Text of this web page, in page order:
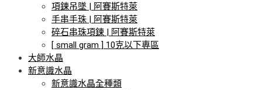
項鍊吊墜 | 阿賽斯特萊
手串手珠 | 阿賽斯特萊
碎石串珠項鍊 | 阿賽斯特萊
[ small gram ] 10克以下專區
大師水晶
新意識水晶
新意識水晶全種類